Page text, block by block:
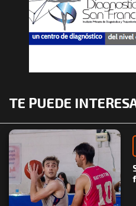
TE PUEDE